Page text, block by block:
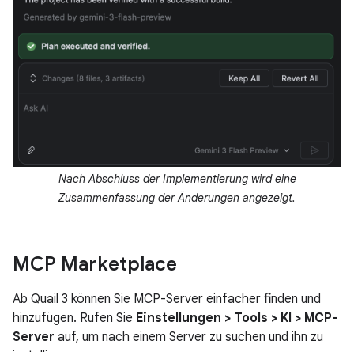
Nach Abschluss der Implementierung wird eine
Zusammenfassung der Änderungen angezeigt.
MCP Marketplace
Ab Quail 3 können Sie MCP-Server einfacher finden und
hinzufügen. Rufen Sie Einstellungen > Tools > KI > MCP-
Server auf, um nach einem Server zu suchen und ihn zu